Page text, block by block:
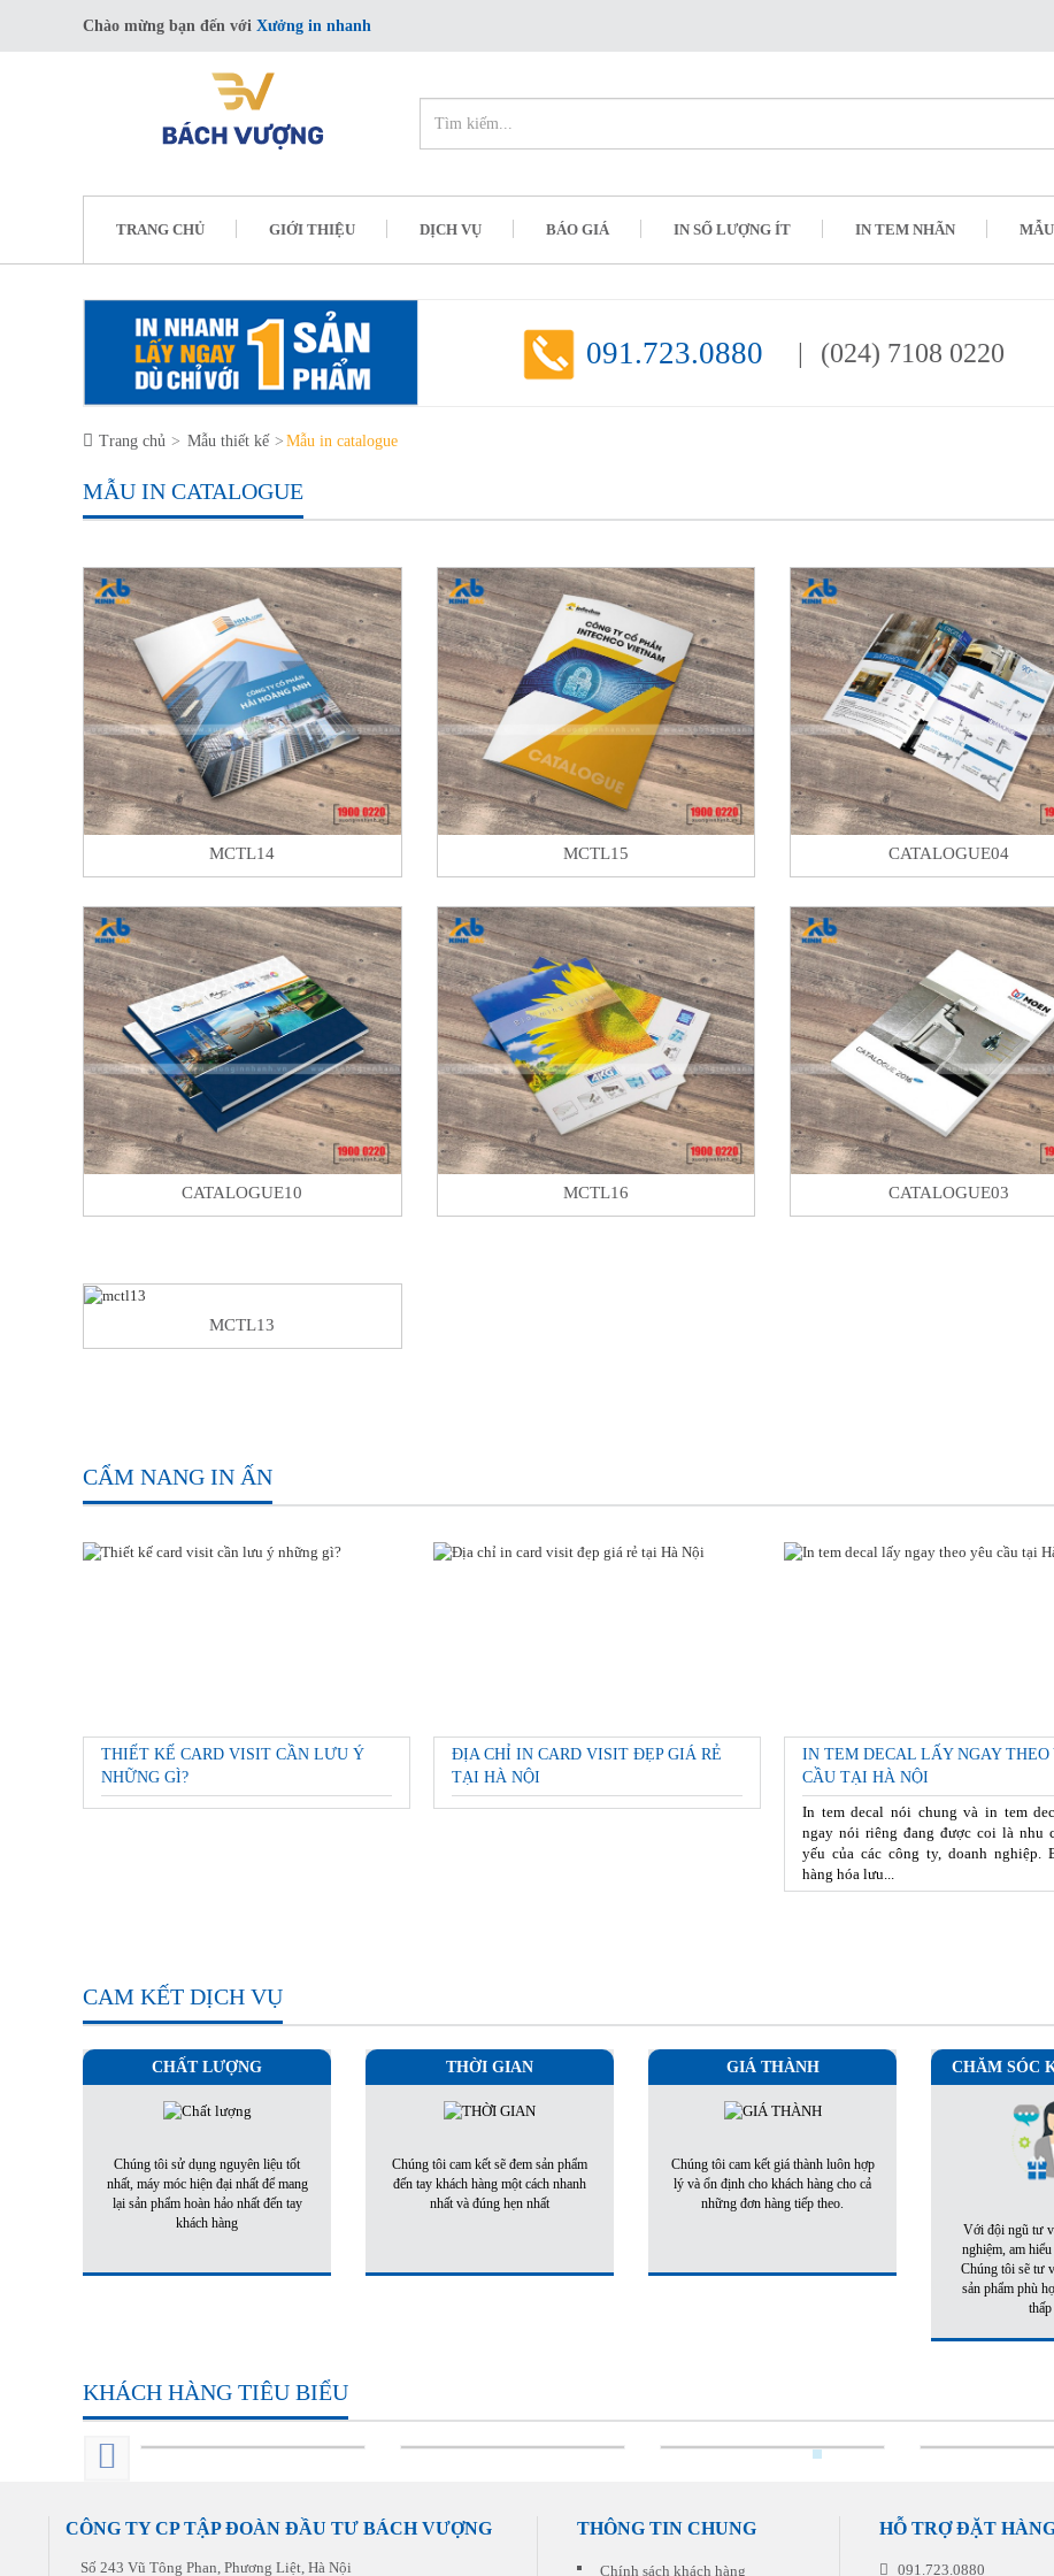
Chào mừng bạn đến với Xưởng in nhanh
TRANG CHỦ GIỚI THIỆU DỊCH VỤ BÁO GIÁ IN SỐ LƯỢNG ÍT IN TEM NHÃN
091.723.0880 (024) 7108 0220
Trang chủ Mẫu thiết kế Mẫu in catalogue
MẪU IN CATALOGUE
MCTL14 MCTL15 CATALOGUE04
CATALOGUE10 MCTL16 CATALOGUE03
MCTL13
CẨM NANG IN ẤN
THIẾT KẾ CARD VISIT CẦN LƯU Ý
NHỮNG GÌ?
ĐỊA CHỈ IN CARD VISIT ĐẸP GIÁ RẺ
TẠI HÀ NỘI
IN TEM DECAL LẤY NGAY THEO
CẦU TẠI HÀ NỘI
In tem decal nói chung và in tem
ngay nói riêng đang được coi là nhu
yếu của các công ty, doanh nghiệp.
hàng hóa lưu...
CAM KẾT DỊCH VỤ
CHẤT LƯỢNG
Chúng tôi sử dụng nguyên liệu tốt
nhất, máy móc hiện đại nhất để mang
lại sản phẩm hoàn hảo nhất đến tay
khách hàng
THỜI GIAN
Chúng tôi cam kết sẽ đem sản phẩm
đến tay khách hàng một cách nhanh
nhất và đúng hẹn nhất
GIÁ THÀNH
Chúng tôi cam kết giá thành luôn hợp
lý và ổn định cho khách hàng cho cả
những đơn hàng tiếp theo.
CHĂM SÓC
Với đội ngũ tư
nghiệm, am
Chúng tôi sẽ tư
sản phẩm phù
thấp
KHÁCH HÀNG TIÊU BIỂU
CÔNG TY CP TẬP ĐOÀN ĐẦU TƯ BÁCH VƯỢNG
Số 243 Vũ Tông Phan, Phương Liệt, Hà Nội
THÔNG TIN CHUNG
Chính sách khách hàng
HỖ TRỢ ĐẶT
091.723.0880